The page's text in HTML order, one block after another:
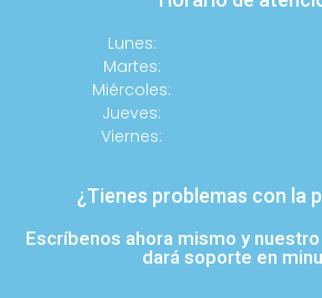
Lunes:
Martes:
Miércoles:
Jueves:
Viernes:
¿Tienes problemas con la
Escríbenos ahora mismo y
dará soporte en